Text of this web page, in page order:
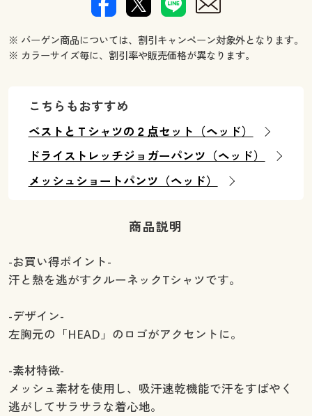
※ バーゲン商品については、割引キャンペーン対象外となります。
※ カラーサイズ毎に、割引率や販売価格が異なります。
こちらもおすすめ
ベストとＴシャツの２点セット（ヘッド）
ドライストレッチジョガーパンツ（ヘッド）
メッシュショートパンツ（ヘッド）
商品説明
-お買い得ポイント-
汗と熱を逃がすクルーネックTシャツです。
-デザイン-
左胸元の「HEAD」のロゴがアクセントに。
-素材特徴-
メッシュ素材を使用し、吸汗速乾機能で汗をすばやく
逃がしてサラサラな着心地。